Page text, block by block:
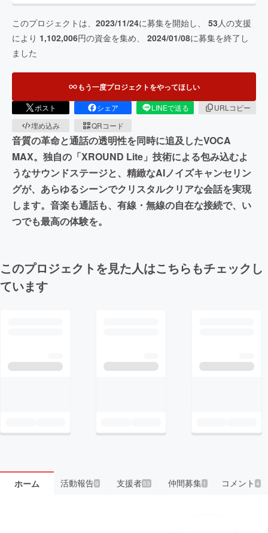
このプロジェクトは、 2023/11/24に募集を開始し、 53 人の支援
により 1,102,006円の資金を集め、 2024/01/08に募集を終了し
ました
もう一度プロジェクトをやってほしい
ポスト シェア LINEで送る
URLコピー
埋め込み
QRコード
音質の革命と通話の透明性を同時に追及したVOCA
MAX。独自の「XROUND Lite」技術による包み込むよ
うなサウンドステージと、精緻なAIノイズキャンセリン
グが、あらゆるシーンでクリスタルクリアな会話を実現
します。音楽も通話も、有線・無線の自在な接続で、い
つでも最高の体験を。
このプロジェクトを見た人はこちらもチェックし
ています
ホーム 活動報告9 支援者53 仲間募集 1 コメント4